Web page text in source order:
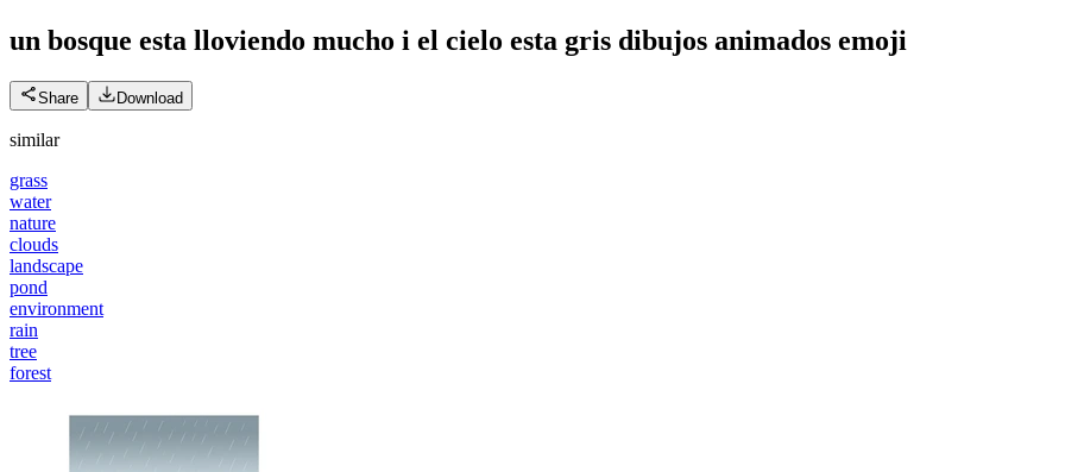
un bosque esta lloviendo mucho i el cielo esta gris dibujos animados emoji
Share Download
similar
grass
water
nature
clouds
landscape
pond
environment
rain
tree
forest